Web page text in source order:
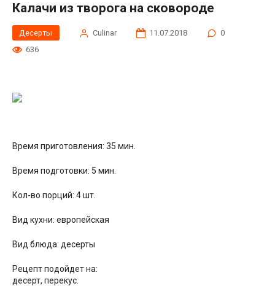
Калачи из творога на сковороде
Десерты Сulinar 11.07.2018
0
636
Время приготовления: 35 мин.
Время подготовки: 5 мин.
Кол-во порций: 4 шт.
Вид кухни: европейская
Вид блюда: десерты
Рецепт подойдет на:
десерт, перекус.